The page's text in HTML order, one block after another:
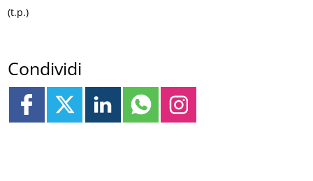
(t.p.)
Condividi